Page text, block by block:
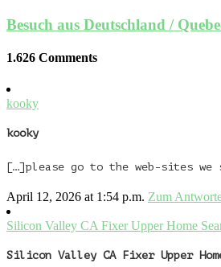
Besuch aus Deutschland /
1.626 Comments
kooky
kooky
[…]please go to the web-sites
April 12, 2026 at 1:54 p.m. Zum
Silicon Valley CA Fixer Upper Home
Silicon Valley CA Fixer Upper